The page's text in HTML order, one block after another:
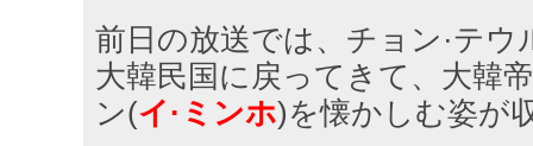
前日の放送では、チョン·テウ
大韓民国に戻ってきて、大韓
ン(イ·ミンホ)を懐かしむ姿が